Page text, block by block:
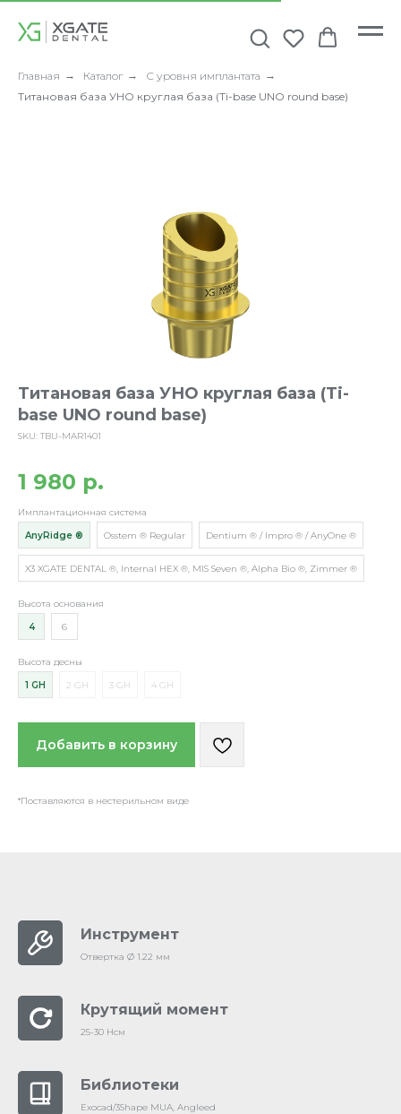
Главная → Каталог → С уровня имплантата →
Титановая база УНО круглая база (Ti-base UNO round base)
Титановая база УНО круглая база (Ti-
base UNO round base)
SKU: TBU-MAR1401
1 980 р.
Имплантационная система
AnyRidge ®
Osstem ® Regular Dentium ® / Impro ® / AnyOne ®
X3 XGATE DENTAL ®, Internal HEX ®, MIS Seven ®, Alpha Bio ®, Zimmer ®
Высота основания
4
6
Высота десны
1 GH
2 GH 3 GH 4 GH
Добавить в корзину
*Поставляются в нестерильном виде
Инструмент
Отвертка Ø 1.22 мм
Крутящий момент
25-30 Нсм
Библиотеки
Exocad/3Shape MUA, Angleed